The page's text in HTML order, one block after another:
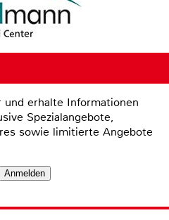
erhalte Informationen
Spezialangebote,
sowie limitierte Angebote